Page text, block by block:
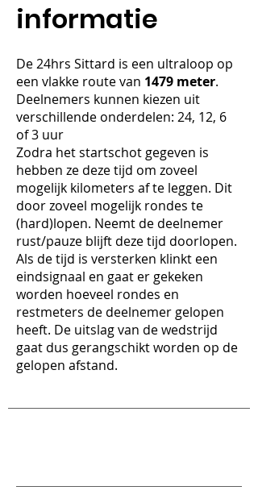
informatie
De 24hrs Sittard is een ultraloop op
een vlakke route van 1479 meter.
Deelnemers kunnen kiezen uit
verschillende onderdelen: 24, 12, 6
of 3 uur
Zodra het startschot gegeven is
hebben ze deze tijd om zoveel
mogelijk kilometers af te leggen. Dit
door zoveel mogelijk rondes te
(hard)lopen. Neemt de deelnemer
rust/pauze blijft deze tijd doorlopen.
Als de tijd is versterken klinkt een
eindsignaal en gaat er gekeken
worden hoeveel rondes en
restmeters de deelnemer gelopen
heeft. De uitslag van de wedstrijd
gaat dus gerangschikt worden op de
gelopen afstand.